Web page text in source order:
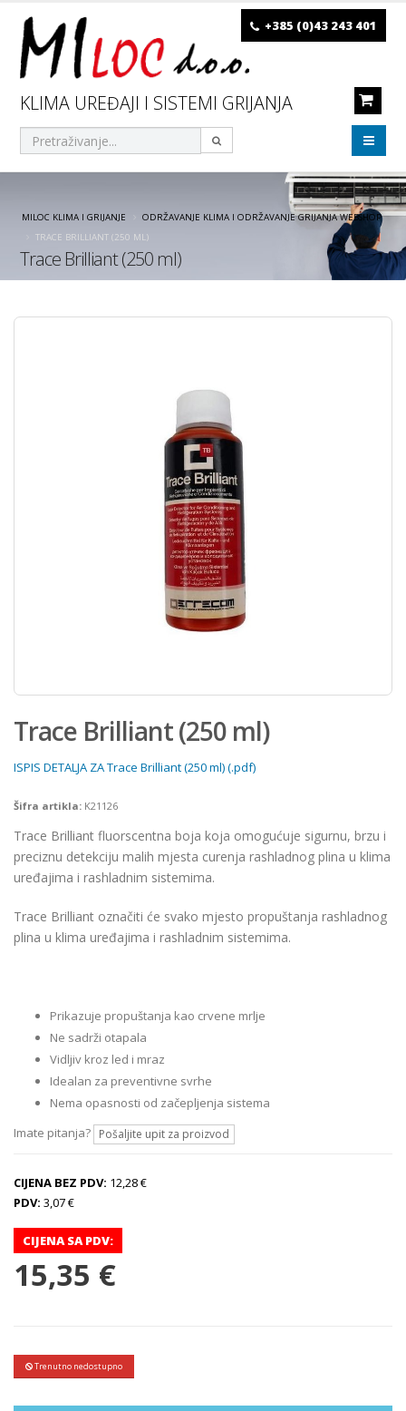
KLIMA UREĐAJI I SISTEMI GRIJANJA
+385 (0)43 243 401
MILOC KLIMA I GRIJANJE
ODRŽAVANJE KLIMA I ODRŽAVANJE GRIJANJA WEBSHOP
TRACE BRILLIANT (250 ML)
Trace Brilliant (250 ml)
Trace Brilliant (250 ml)
ISPIS DETALJA ZA Trace Brilliant (250 ml) (.pdf)
Šifra artikla: K21126
Trace Brilliant fluorscentna boja koja omogućuje sigurnu, brzu i
preciznu detekciju malih mjesta curenja rashladnog plina u klima
uređajima i rashladnim sistemima.
Trace Brilliant označiti će svako mjesto propuštanja rashladnog
plina u klima uređajima i rashladnim sistemima.
Prikazuje propuštanja kao crvene mrlje
Ne sadrži otapala
Vidljiv kroz led i mraz
Idealan za preventivne svrhe
Nema opasnosti od začepljenja sistema
Imate pitanja? Pošaljite upit za proizvod
CIJENA BEZ PDV: 12,28 €
PDV: 3,07 €
CIJENA SA PDV:
15,35 €
Trenutno nedostupno